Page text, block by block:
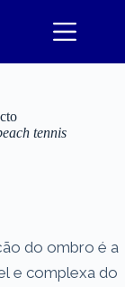
tennis
do ombro é a
e complexa do